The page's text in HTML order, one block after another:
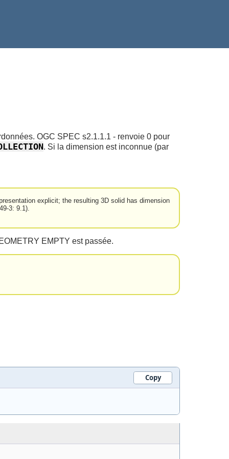
OGC SPEC s2.1.1.1 - renvoie 0 pour
. Si la dimension est inconnue (par
explicit; the resulting 3D solid has dimension
3: 9.1).
EMPTY est passée.
Copy